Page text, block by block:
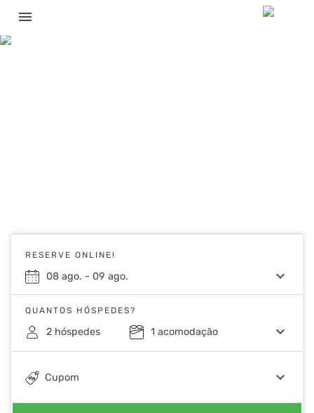
menu
RESERVE ONLINE!
08 ago. - 09 ago. keyboard_arrow_down
QUANTOS HÓSPEDES?
2 hóspedes 1 acomodação keyboard_arrow_down
Cupom keyboard_arrow_down